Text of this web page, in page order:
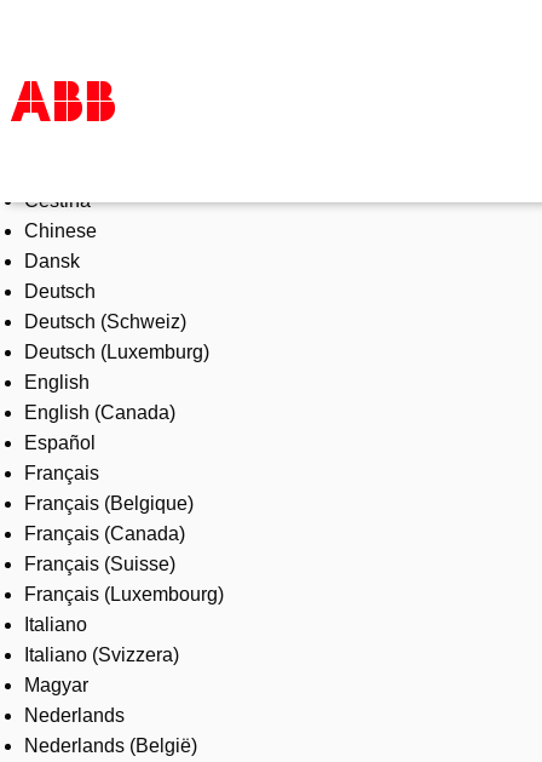
Products & Solutions
Industries
Services
About us
Where to buy
Contact us
Careers
Čeština
Chinese
Dansk
Deutsch
Deutsch (Schweiz)
Deutsch (Luxemburg)
English
English (Canada)
Español
Français
Français (Belgique)
Français (Canada)
Français (Suisse)
Français (Luxembourg)
Italiano
Italiano (Svizzera)
Magyar
Nederlands
Nederlands (België)